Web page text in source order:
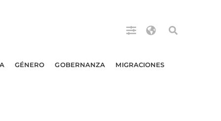
GÉNERO GOBERNANZA MIGRACIONES